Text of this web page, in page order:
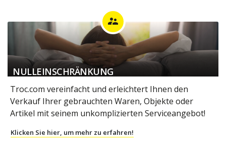
supervisor_account
NULLEINSCHRÄNKUNG
Troc.com vereinfacht und erleichtert Ihnen den
Verkauf Ihrer gebrauchten Waren, Objekte oder
Artikel mit seinem unkomplizierten Serviceangebot!
Klicken Sie hier, um mehr zu erfahren!